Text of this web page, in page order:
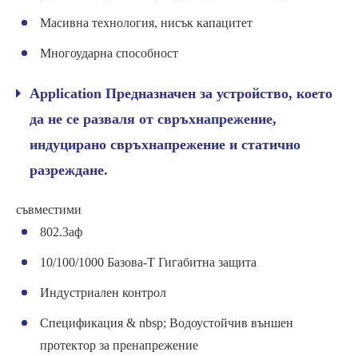
Масивна технология, нисък капацитет
Многоударна способност
Application Предназначен за устройство, което
да не се разваля от свръхнапрежение,
индуцирано свръхнапрежение и статично
разреждане.
съвместими
802.3аф
10/100/1000 Базова-Т Гигабитна защита
Индустриален контрол
Спецификация & nbsp; Водоустойчив външен
протектор за пренапрежение